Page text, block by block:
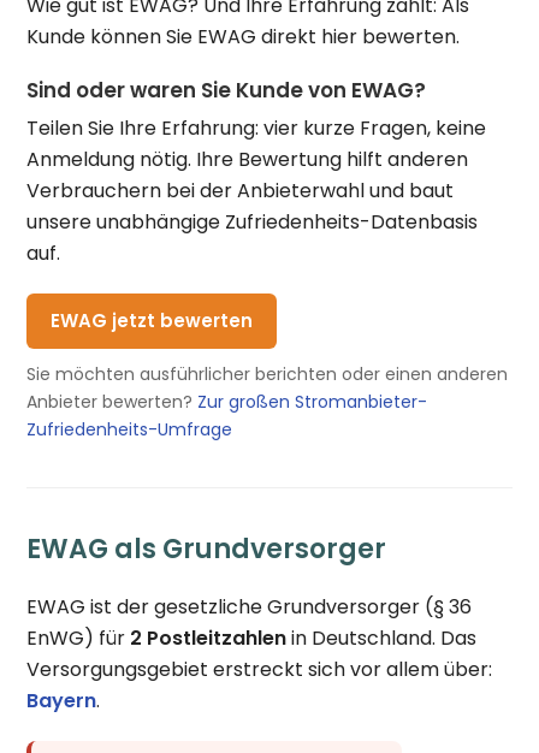
Kunde können Sie EWAG direkt hier bewerten.
Sind oder waren Sie Kunde von EWAG?
Teilen Sie Ihre Erfahrung: vier kurze Fragen, keine
Anmeldung nötig. Ihre Bewertung hilft anderen
Verbrauchern bei der Anbieterwahl und baut
unsere unabhängige Zufriedenheits-Datenbasis
auf.
EWAG jetzt bewerten
Sie möchten ausführlicher berichten oder einen anderen
Anbieter bewerten? Zur großen Stromanbieter-
Zufriedenheits-Umfrage
EWAG als Grundversorger
EWAG ist der gesetzliche Grundversorger (§ 36
EnWG) für 2 Postleitzahlenin Deutschland. Das
Versorgungsgebiet erstreckt sich vor allem über:
Bayern.